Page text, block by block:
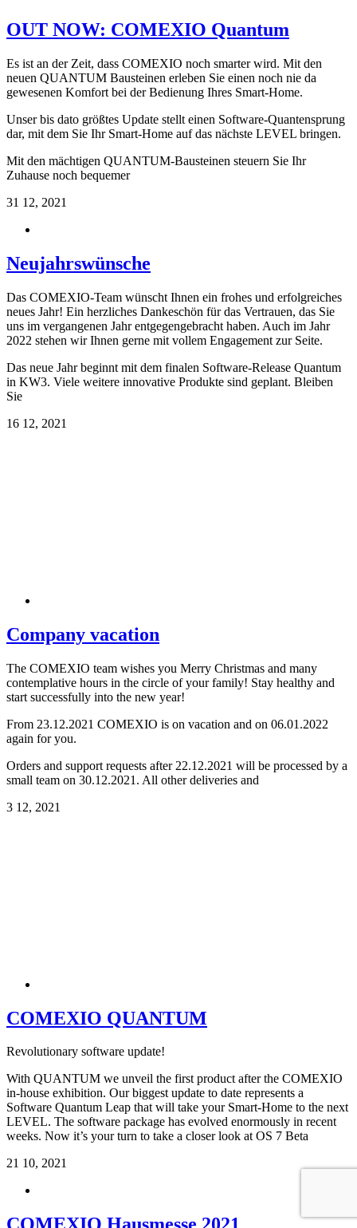
OUT NOW: COMEXIO Quantum
Es ist an der Zeit, dass COMEXIO noch smarter wird. Mit den
neuen QUANTUM Bausteinen erleben Sie einen noch nie da
gewesenen Komfort bei der Bedienung Ihres Smart-Home.
Unser bis dato größtes Update stellt einen Software-Quantensprung
dar, mit dem Sie Ihr Smart-Home auf das nächste LEVEL bringen.
Mit den mächtigen QUANTUM-Bausteinen steuern Sie Ihr
Zuhause noch bequemer
31 12, 2021
Neujahrswünsche
Das COMEXIO-Team wünscht Ihnen ein frohes und erfolgreiches
neues Jahr! Ein herzliches Dankeschön für das Vertrauen, das Sie
uns im vergangenen Jahr entgegengebracht haben. Auch im Jahr
2022 stehen wir Ihnen gerne mit vollem Engagement zur Seite.
Das neue Jahr beginnt mit dem finalen Software-Release Quantum
in KW3. Viele weitere innovative Produkte sind geplant. Bleiben
Sie
16 12, 2021
Company vacation
The COMEXIO team wishes you Merry Christmas and many
contemplative hours in the circle of your family! Stay healthy and
start successfully into the new year!
From 23.12.2021 COMEXIO is on vacation and on 06.01.2022
again for you.
Orders and support requests after 22.12.2021 will be processed by a
small team on 30.12.2021. All other deliveries and
3 12, 2021
COMEXIO QUANTUM
Revolutionary software update!
With QUANTUM we unveil the first product after the COMEXIO
in-house exhibition. Our biggest update to date represents a
Software Quantum Leap that will take your Smart-Home to the next
LEVEL. The software package has evolved enormously in recent
weeks. Now it’s your turn to take a closer look at OS 7 Beta
21 10, 2021